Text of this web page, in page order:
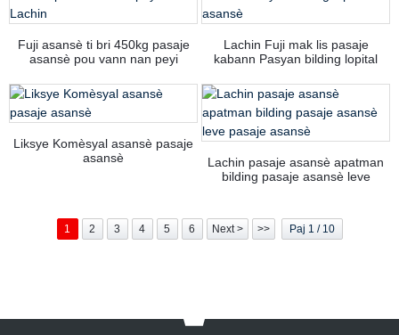
Fuji asansè ti bri 450kg pasaje
asansè pou vann nan peyi
Lachin Fuji mak lis pasaje
kabann Pasyan bilding lopital
Liksye Komèsyal asansè pasaje
asansè
Lachin pasaje asansè apatman
bilding pasaje asansè leve
1 2 3 4 5 6 Next > >> Paj 1 / 10